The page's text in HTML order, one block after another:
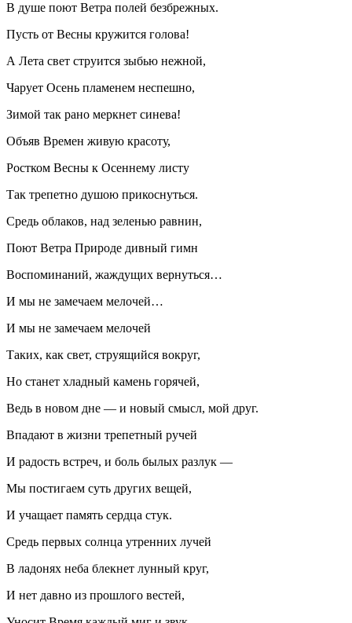
В душе поют Ветра полей безбрежных.
Пусть от Весны кружится голова!
А Лета свет струится зыбью нежной,
Чарует Осень пламенем неспешно,
Зимой так рано меркнет синева!
Объяв Времен живую красоту,
Ростком Весны к Осеннему листу
Так трепетно душою прикоснуться.
Средь облаков, над зеленью равнин,
Поют Ветра Природе дивный гимн
Воспоминаний, жаждущих вернуться…
И мы не замечаем мелочей…
И мы не замечаем мелочей
Таких, как свет, струящийся вокруг,
Но станет хладный камень горячей,
Ведь в новом дне — и новый смысл, мой друг.
Впадают в жизни трепетный ручей
И радость встреч, и боль былых разлук —
Мы постигаем суть других вещей,
И учащает память сердца стук.
Средь первых солнца утренних лучей
В ладонях неба блекнет лунный круг,
И нет давно из прошлого вестей,